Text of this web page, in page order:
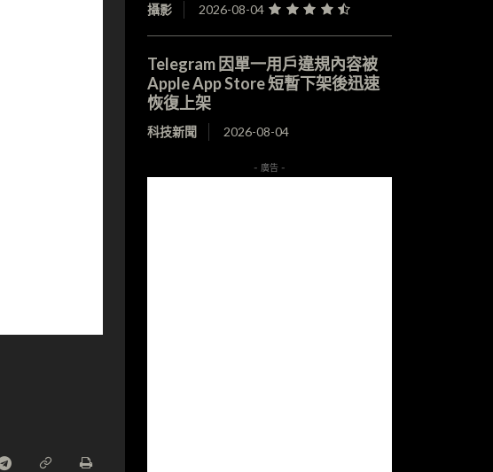
攝影 2026-08-04
Telegram 因單一用戶違規內容被
Apple App Store 短暫下架後迅速
恢復上架
科技新聞 2026-08-04
- 廣告 -